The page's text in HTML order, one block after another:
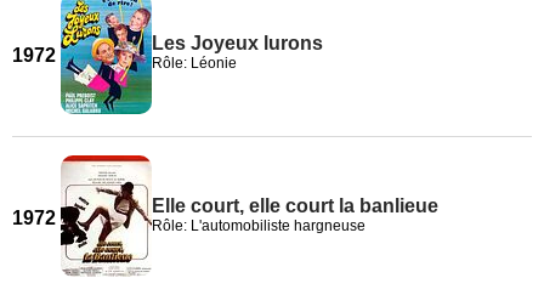
1972
Les Joyeux lurons
Rôle: Léonie
1972
Elle court, elle court la banlieue
Rôle: L'automobiliste hargneuse